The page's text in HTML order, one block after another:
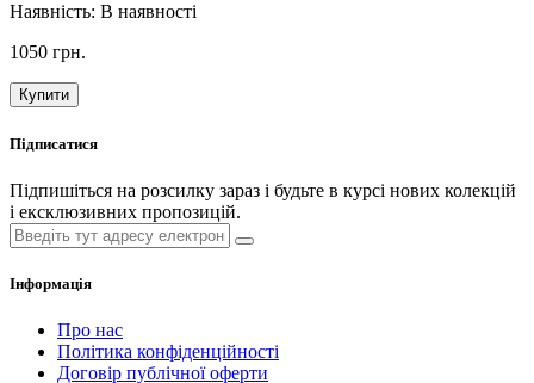
Наявність: В наявності
1050 грн.
Купити
Підписатися
Підпишіться на розсилку зараз і будьте в курсі нових колекцій
і ексклюзивних пропозицій.
Інформація
Про нас
Політика конфіденційності
Договір публічної оферти